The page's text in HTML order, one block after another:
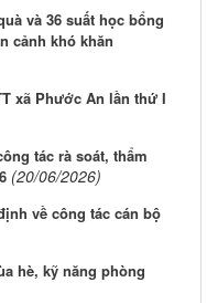
và 36 suất học bổng
cảnh khó khăn
xã Phước An lần thứ I
tác rà soát, thẩm
(20/06/2026)
về công tác cán bộ
hè, kỹ năng phòng